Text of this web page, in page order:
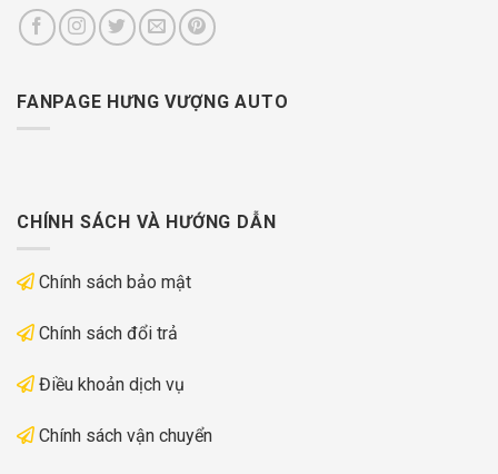
FANPAGE HƯNG VƯỢNG AUTO
CHÍNH SÁCH VÀ HƯỚNG DẪN
Chính sách bảo mật
Chính sách đổi trả
Điều khoản dịch vụ
Chính sách vận chuyển